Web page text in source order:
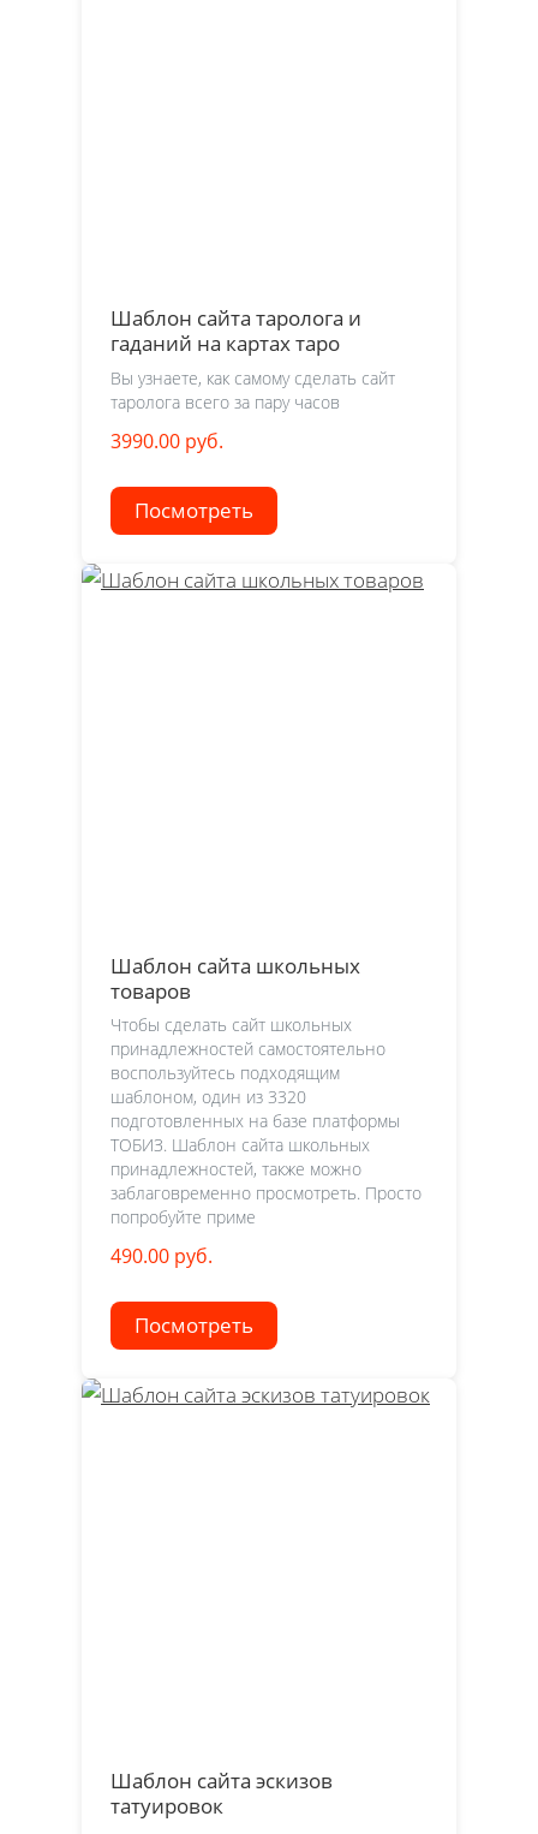
Шаблон сайта таролога и
гаданий на картах таро
Вы узнаете, как самому сделать сайт
таролога всего за пару часов
3990.00 руб.
Посмотреть
Шаблон сайта школьных
товаров
Чтобы сделать сайт школьных
принадлежностей самостоятельно
воспользуйтесь подходящим
шаблоном, один из 3320
подготовленных на базе платформы
ТОБИЗ. Шаблон сайта школьных
принадлежностей, также можно
заблаговременно просмотреть. Просто
попробуйте приме
490.00 руб.
Посмотреть
Шаблон сайта эскизов
татуировок